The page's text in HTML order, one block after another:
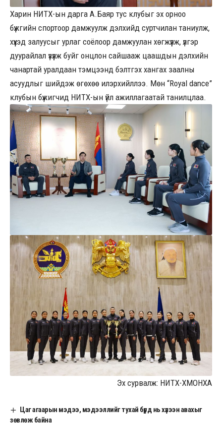
Харин НИТХ-ын дарга А.Баяр тус клубыг эх орноо
бүжгийн спортоор дамжуулж дэлхийд суртчилан таниулж,
хүүхэд залуусыг урлаг соёлоор дамжуулан хөгжүүлж, үлгэр
дуурайлал үзүүлж буйг онцлон сайшааж цаашдын дэлхийн
чанартай уралдаан тэмцээнд бэлтгэх хангах заалны
асуудлыг шийдэж өгөхөө илэрхийллээ. Мөн “Royal dance”
клубын бүжигчид НИТХ-ын үйл ажиллагаатай танилцлаа.
Эх сурвалж: НИТХ-ХМОНХА
Цаг агаарын мэдээ, мэдээллийг тухай бүрд нь хүлээн авахыг
зөвлөж байна